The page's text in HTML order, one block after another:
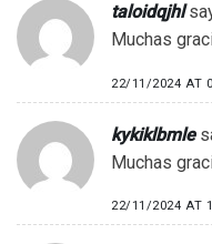
taloidqjhl
Muchas
22/11/2024 AT
kykiklbmle
Muchas
22/11/2024 AT